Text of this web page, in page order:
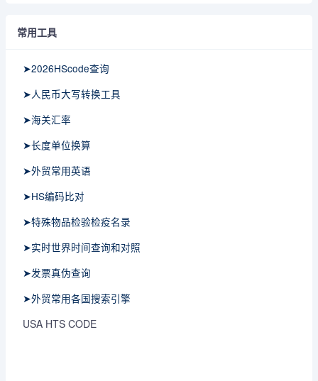
常用工具
➤2026HScode查询
➤人民币大写转换工具
➤海关汇率
➤长度单位换算
➤外贸常用英语
➤HS编码比对
➤特殊物品检验检疫名录
➤实时世界时间查询和对照
➤发票真伪查询
➤外贸常用各国搜索引擎
USA HTS CODE